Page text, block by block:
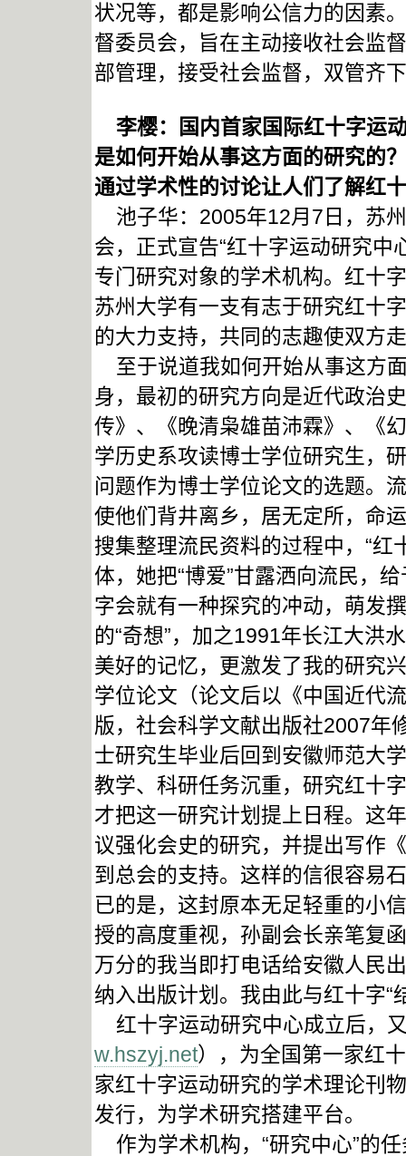
状况等，都是影响公信力的因素
督委员会，旨在主动接收社会监
部管理，接受社会监督，双管齐
李樱：国内首家国际红十字运
是如何开始从事这方面的研究的
通过学术性的讨论让人们了解红
池子华：2005年12月7日，苏
会，正式宣告“红十字运动研究中
专门研究对象的学术机构。红十
苏州大学有一支有志于研究红十
的大力支持，共同的志趣使双方
至于说道我如何开始从事这方
身，最初的研究方向是近代政治
传》、《晚清枭雄苗沛霖》、《
学历史系攻读博士学位研究生，
问题作为博士学位论文的选题。
使他们背井离乡，居无定所，命
搜集整理流民资料的过程中，“红
体，她把“博爱”甘露洒向流民，
字会就有一种探究的冲动，萌发
的“奇想”，加之1991年长江大洪
美好的记忆，更激发了我的研究
学位论文（论文后以《中国近代
版，社会科学文献出版社2007年
士研究生毕业后回到安徽师范大
教学、科研任务沉重，研究红十
才把这一研究计划提上日程。这
议强化会史的研究，并提出写作
到总会的支持。这样的信很容易
已的是，这封原本无足轻重的小
授的高度重视，孙副会长亲笔复
万分的我当即打电话给安徽人民
纳入出版计划。我由此与红十字“
红十字运动研究中心成立后，
w.hszyj.net），为全国第一家红
家红十字运动研究的学术理论刊
发行，为学术研究搭建平台。
作为学术机构，“研究中心”的